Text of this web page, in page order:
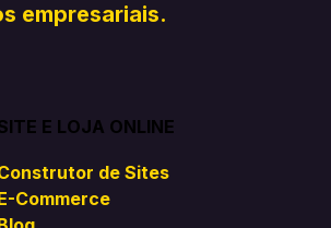
empresariais.
E LOJA ONLINE
de Sites
Commerce